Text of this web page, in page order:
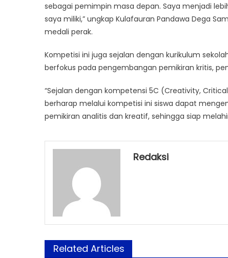
sebagai pemimpin masa depan. Saya menjadi
saya miliki,” ungkap Kulafauran Pandawa Dega
medali perak.
Kompetisi ini juga sejalan dengan kurikulum
berfokus pada pengembangan pemikiran kritis,
“Sejalan dengan kompetensi 5C (Creativity,
berharap melalui kompetisi ini siswa dapat
pemikiran analitis dan kreatif, sehingga siap
Redaksi
Related Articles